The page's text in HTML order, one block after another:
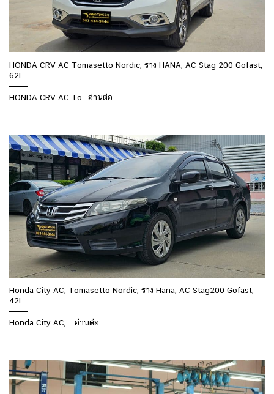
HONDA CRV AC Tomasetto Nordic, ราง HANA, AC Stag 200 Gofast,
62L
HONDA CRV AC To.. อ่านต่อ..
Honda City AC, Tomasetto Nordic, ราง Hana, AC Stag200 Gofast,
42L
Honda City AC, .. อ่านต่อ..